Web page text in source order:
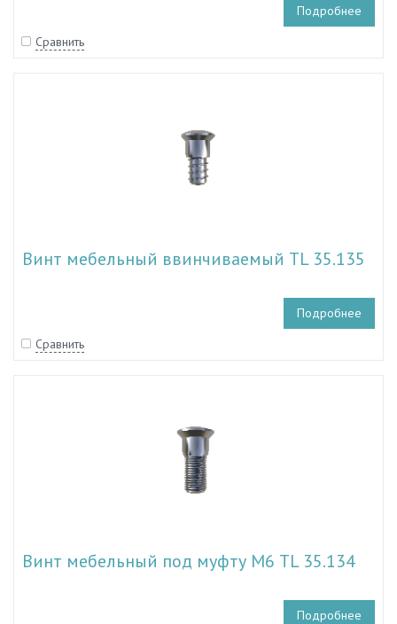
Подробнее
Сравнить
Винт мебельный ввинчиваемый TL 35.135
Подробнее
Сравнить
Винт мебельный под муфту М6 TL 35.134
Подробнее